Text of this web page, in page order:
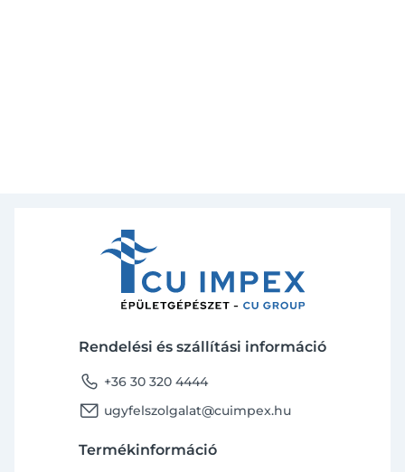
Rendelési és szállítási információ
phone +36 30 320 4444
email ugyfelszolgalat@cuimpex.hu
Termékinformáció